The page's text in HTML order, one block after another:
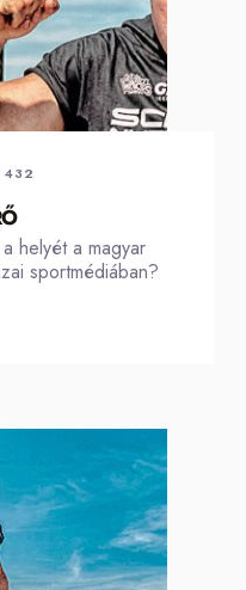
432
helyét a magyar
sportmédiában?